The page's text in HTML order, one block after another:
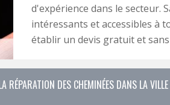
d'expérience dans le secteur.
intéressants et accessibles à
établir un devis gratuit et
RÉPARATION DES CHEMINÉES DANS LA